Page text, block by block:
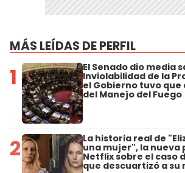
MÁS LEÍDAS DE PERFIL
1 El Senado dio media
Inviolabilidad de la
el Gobierno tuvo que
del Manejo del Fuego
2 La historia real de
una mujer", la nueva
Netflix sobre el caso
que descuartizó a su